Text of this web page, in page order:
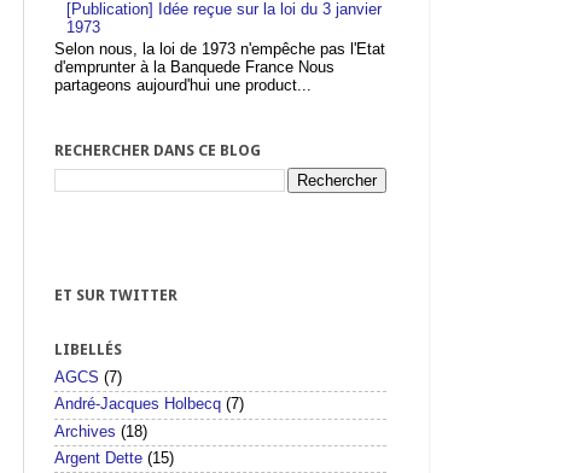
[Publication] Idée reçue sur la loi du 3 janvier
1973
Selon nous, la loi de 1973 n'empêche pas l'Etat
d'emprunter à la Banquede France Nous
partageons aujourd'hui une product...
RECHERCHER DANS CE BLOG
ET SUR TWITTER
LIBELLÉS
AGCS (7)
André-Jacques Holbecq (7)
Archives (18)
Argent Dette (15)